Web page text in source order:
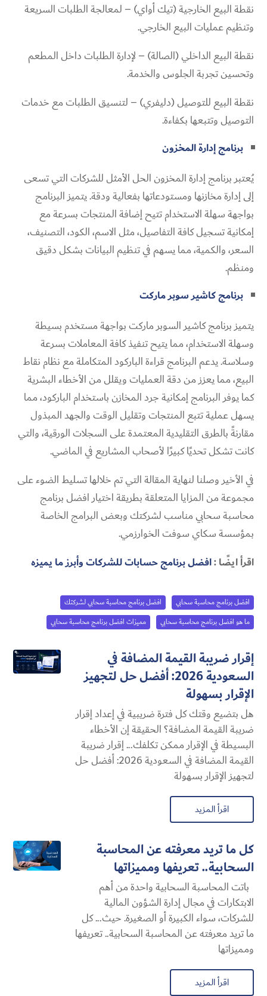
نقطة البيع الخارجية (تيك أواي) – لمعالجة الطلبات السريعة
وتنظيم عمليات البيع الخارجي.
نقطة البيع الداخلي (الصالة) – لإدارة الطلبات داخل المطعم
وتحسين تجربة الجلوس والخدمة.
نقطة البيع للتوصيل (دليفري) – لتنسيق الطلبات مع خدمات
التوصيل وتتبعها بكفاءة.
برنامج إدارة المخزون
يُعتبر برنامج إدارة المخزون الحل الأمثل للشركات التي تسعى
إلى إدارة مخازنها ومستودعاتها بفعالية ودقة. يتميز البرنامج
بواجهة سهلة الاستخدام تتيح إضافة المنتجات بسرعة مع
إمكانية تسجيل كافة التفاصيل، مثل الاسم، الكود، التصنيف،
السعر، والكمية، مما يسهم في تنظيم البيانات بشكل دقيق
ومنظم.
برنامج كاشير سوبر ماركت
يتميز برنامج كاشير السوبر ماركت بواجهة مستخدم بسيطة
وسهلة الاستخدام، مما يتيح تنفيذ كافة المعاملات بسرعة
وسلاسة. يدعم البرنامج قراءة الباركود المتكاملة مع نظام نقاط
البيع، مما يعزز من دقة العمليات ويقلل من الأخطاء البشرية
كما يوفر البرنامج إمكانية جرد المخازن باستخدام الباركود، مما
يسهل عملية تتبع المنتجات وتقليل الوقت والجهد المبذول
مقارنةً بالطرق التقليدية المعتمدة على السجلات الورقية، والتي
كانت تشكل تحديًا كبيرًا لأصحاب المشاريع في الماضي.
في الأخير وصلنا لنهاية المقالة التي تم خلالها تسليط الضوء على
مجموعة من المزايا المتعلقة بطريقة اختيار افضل برنامج
محاسبة سحابي مناسب لشركتك وبعض البرامج الخاصة
بمؤسسة سكاي سوفت الخوارزمي.
اقرأ ايضًا :افضل برنامج حسابات للشركات وأبرز ما يميزه
افضل برنامج محاسبة سحابي
افضل برنامج محاسبة سحابي لشركتك
ما هو افضل برنامج محاسبة سحابي
مميزات افضل برنامج محاسبة سحابي
إقرار ضريبة القيمة المضافة في
السعودية 2026: أفضل حل لتجهيز
الإقرار بسهولة
هل بتضيع وقتك كل فترة ضريبية في إعداد إقرار
ضريبة القيمة المضافة؟ الحقيقة إن الأخطاء
البسيطة في الإقرار ممكن تكلفك... إقرار ضريبة
القيمة المضافة في السعودية 2026: أفضل حل
لتجهيز الإقرار بسهولة
اقرأ المزيد
كل ما تريد معرفته عن المحاسبة
السحابية​.. تعريفها ومميزاتها
باتت المحاسبة السحابية​ واحدة من أهم
الابتكارات في مجال إدارة الشؤون المالية
للشركات، سواء الكبيرة أو الصغيرة. حيث... كل
ما تريد معرفته عن المحاسبة السحابية​.. تعريفها
ومميزاتها
اقرأ المزيد